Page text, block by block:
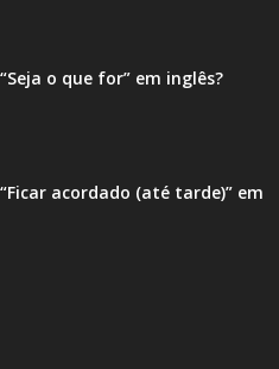
o que for” em inglês?
acordado (até tarde)” em